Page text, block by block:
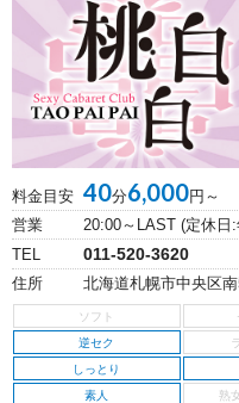
料金目安 40分6,000円～
営業
20:00～LAST (定休日
TEL
011-520-3620
住所 北海道札幌市中央区
逆セク
しっとり
素人